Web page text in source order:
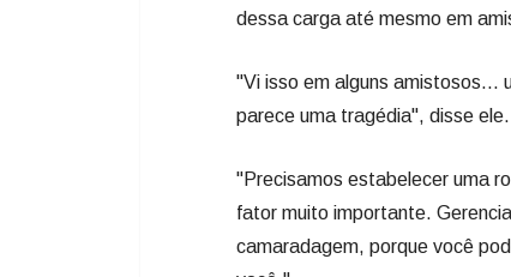
dessa carga até mesmo em
"Vi isso em alguns amistosos...
parece uma tragédia", disse ele.
"Precisamos estabelecer uma
fator muito importante.
camaradagem, porque você